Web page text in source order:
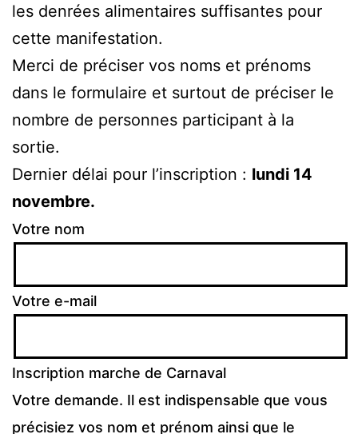
les denrées alimentaires suffisantes pour
cette manifestation.
Merci de préciser vos noms et prénoms
dans le formulaire et surtout de préciser le
nombre de personnes participant à la
sortie.
Dernier délai pour l’inscription : lundi 14
novembre.
Votre nom
Votre e-mail
Inscription marche de Carnaval
Votre demande. Il est indispensable que vous
précisiez vos nom et prénom ainsi que le